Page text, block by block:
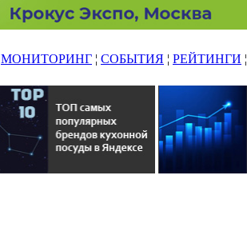
МОНИТОРИНГ ¦ СОБЫТИЯ ¦ РЕЙТИНГИ ¦